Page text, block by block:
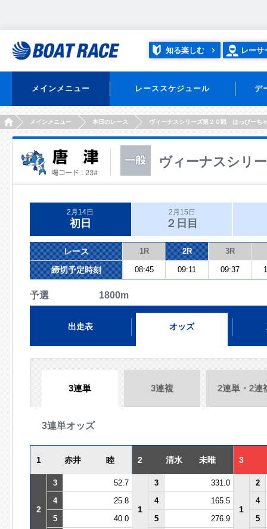
知る楽しむ レーサ
メインメニュー レーススケジュール デ
HOMEメインメニュー 本日のレース ヴィーナスシリーズ第２０戦 はっぴーち
ヴィーナスシリ
2月14日
初日
2月15日
２日目
レース 1R 2R 3R
締切予定時刻 08:45 09:11 09:37
予選 1800m
出走表 オッズ
3連単 3連複 2連単・2連
3連単オッズ
1 赤井 睦 2 清水 未唯 3
2
3 52.7
1
3 331.0
1
2
4
25.8 4 165.5
4
5
40.0 5 276.9
5